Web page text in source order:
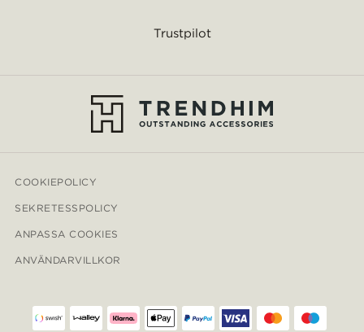
Trustpilot
COOKIEPOLICY
SEKRETESSPOLICY
ANPASSA COOKIES
ANVÄNDARVILLKOR